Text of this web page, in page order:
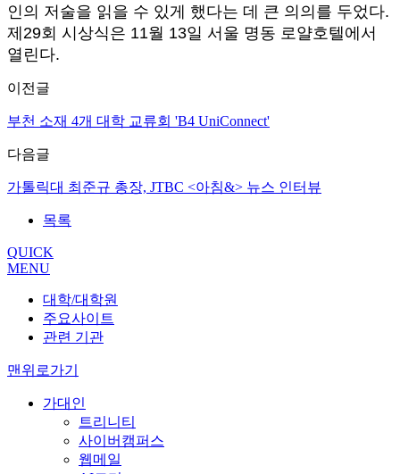
인의 저술을 읽을 수 있게 했다는 데 큰 의의를 두었다.
제29회 시상식은 11월 13일 서울 명동 로얄호텔에서
열린다.
이전글
부천 소재 4개 대학 교류회 'B4 UniConnect'
다음글
가톨릭대 최준규 총장, JTBC <아침&> 뉴스 인터뷰
목록
QUICK
MENU
대학/대학원
주요사이트
관련 기관
맨위로가기
가대인
트리니티
사이버캠퍼스
웹메일